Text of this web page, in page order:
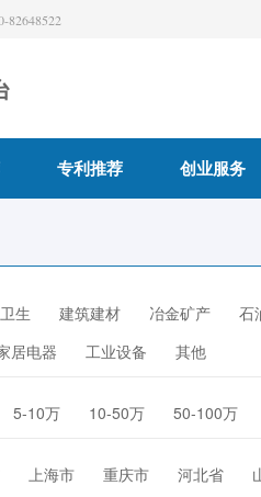
82648522
专利推荐 创业服务
生 建筑建材 冶金矿产 石
居电器 工业设备 其他
5-10万 10-50万 50-100万
上海市 重庆市 河北省